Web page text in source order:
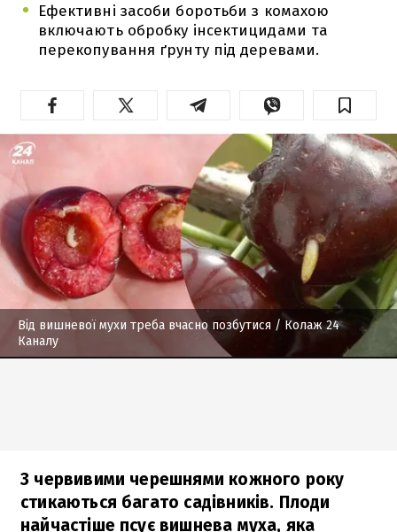
Ефективні засоби боротьби з комахою
включають обробку інсектицидами та
перекопування ґрунту під деревами.
Від вишневої мухи треба вчасно позбутися / Колаж 24
Каналу
З червивими черешнями кожного року
стикаються багато садівників. Плоди
найчастіше псує вишнева муха, яка